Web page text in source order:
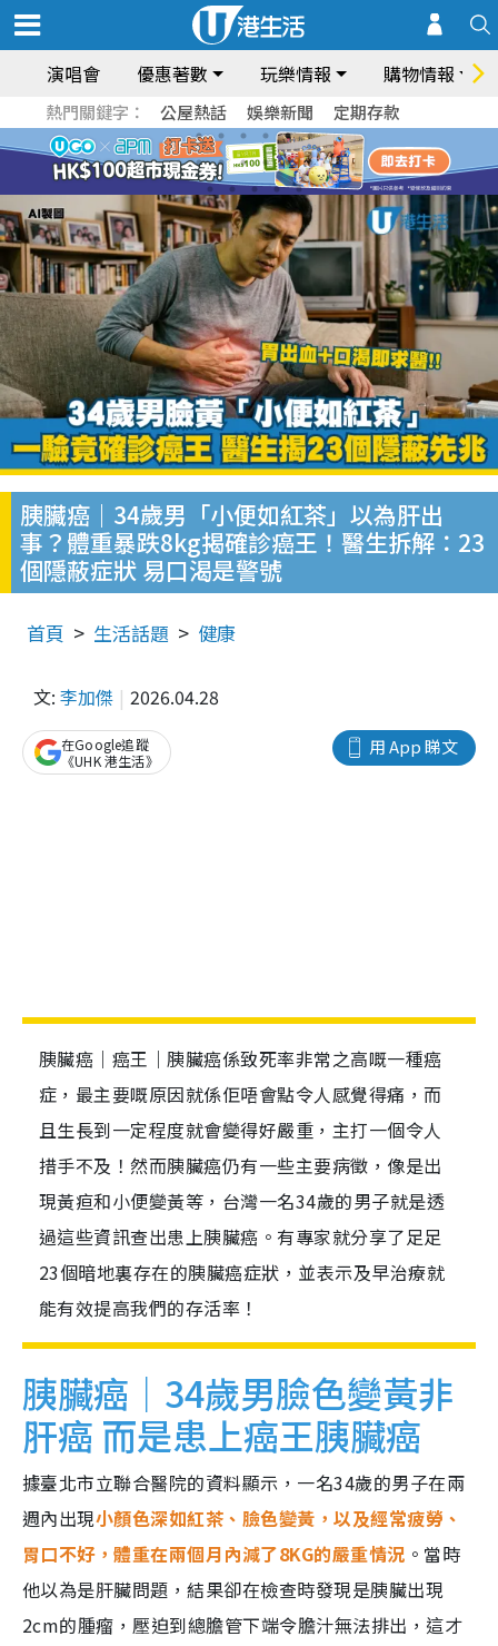
演唱會 優惠著數 玩樂情報 購物情報
熱門關鍵字： 公屋熱話 娛樂新聞 定期存款
胰臟癌｜34歲男「小便如紅茶」以為肝出
事？體重暴跌8kg揭確診癌王！醫生拆解：23
個隱蔽症狀 易口渴是警號
首頁 生活話題 健康
文: 李加傑 2026.04.28
用 App 睇文
在Google追蹤
《UHK 港生活》
胰臟癌｜癌王｜胰臟癌係致死率非常之高嘅一種癌
症，最主要嘅原因就係佢唔會點令人感覺得痛，而
且生長到一定程度就會變得好嚴重，主打一個令人
措手不及！然而胰臟癌仍有一些主要病徵，像是出
現黃疸和小便變黃等，台灣一名34歲的男子就是透
過這些資訊查出患上胰臟癌。有專家就分享了足足
23個暗地裏存在的胰臟癌症狀，並表示及早治療就
能有效提高我們的存活率！
胰臟癌｜34歲男臉色變黃非
肝癌 而是患上癌王胰臟癌
據臺北市立聯合醫院的資料顯示，一名34歲的男子在兩
週內出現小顏色深如紅茶、臉色變黃，以及經常疲勞、
胃口不好，體重在兩個月內減了8KG的嚴重情況 。當時
他以為是肝臟問題，結果卻在檢查時發現是胰臟出現
2cm的腫瘤，壓迫到總膽管下端令膽汁無法排出，這才